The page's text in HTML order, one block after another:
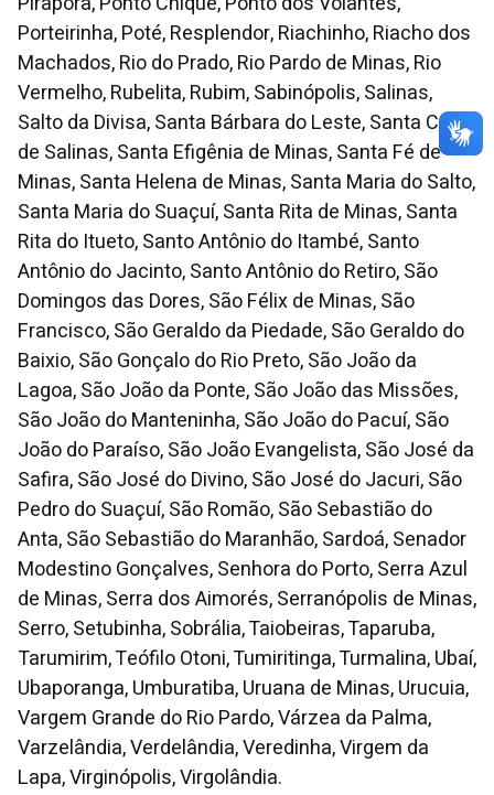
Porteirinha, Poté, Resplendor, Riachinho, Riacho dos
Machados, Rio do Prado, Rio Pardo de Minas, Rio
Vermelho, Rubelita, Rubim, Sabinópolis, Salinas,
Salto da Divisa, Santa Bárbara do Leste, Santa Cruz
de Salinas, Santa Efigênia de Minas, Santa Fé de
Minas, Santa Helena de Minas, Santa Maria do Salto,
Santa Maria do Suaçuí, Santa Rita de Minas, Santa
Rita do Itueto, Santo Antônio do Itambé, Santo
Antônio do Jacinto, Santo Antônio do Retiro, São
Domingos das Dores, São Félix de Minas, São
Francisco, São Geraldo da Piedade, São Geraldo do
Baixio, São Gonçalo do Rio Preto, São João da
Lagoa, São João da Ponte, São João das Missões,
São João do Manteninha, São João do Pacuí, São
João do Paraíso, São João Evangelista, São José da
Safira, São José do Divino, São José do Jacuri, São
Pedro do Suaçuí, São Romão, São Sebastião do
Anta, São Sebastião do Maranhão, Sardoá, Senador
Modestino Gonçalves, Senhora do Porto, Serra Azul
de Minas, Serra dos Aimorés, Serranópolis de Minas,
Serro, Setubinha, Sobrália, Taiobeiras, Taparuba,
Tarumirim, Teófilo Otoni, Tumiritinga, Turmalina, Ubaí,
Ubaporanga, Umburatiba, Uruana de Minas, Urucuia,
Vargem Grande do Rio Pardo, Várzea da Palma,
Varzelândia, Verdelândia, Veredinha, Virgem da
Lapa, Virginópolis, Virgolândia.